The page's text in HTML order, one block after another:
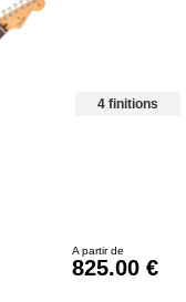
4 finitions
A partir de
825.00